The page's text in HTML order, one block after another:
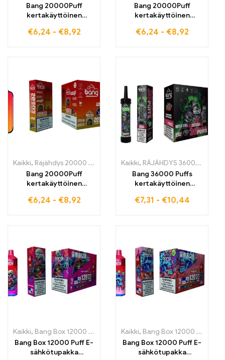
Bang 20000Puff
kertakäyttöinen
täydellisen sekoituksen
höyrystävään
innovatiivisen Dual
Mesh -langan ansiosta
€6,24 - €8,92
Bang 20000Puff
kertakäyttöinen
hedelmäinen PEACH ICE
n saavuttamiseksi
€6,24 - €8,92
Kaikki, Räjähdys 20000 Henkäystä ,Räjähdys KUNINGAS,
Bang 20000Puff
kertakäyttöinen
täyteläisestä
n saavuttamiseksi
edistyksellisen Dual
Mesh -teknologian
ansiosta
€6,24 - €8,92
Kaikki, RÄJÄHDYS 36000 HENKÄYSTÄ
Bang 36000 Puffs
kertakäyttöinen
täydellinen sekoitus
vedon saavuttamiseksi
€7,31 - €10,44
Kaikki, Bang Box 12000 Puffs kertakäyttöiset E-savut,
Bang Box 12000 Puff E-
sähkötupakka
Kaikki, Bang Box 12000 Puffs
Bang Box 12000 Puff E-
sähkötupakka